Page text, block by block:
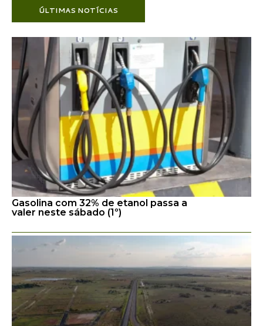
ÚLTIMAS NOTÍCIAS
Gasolina com 32% de etanol passa a
valer neste sábado (1º)